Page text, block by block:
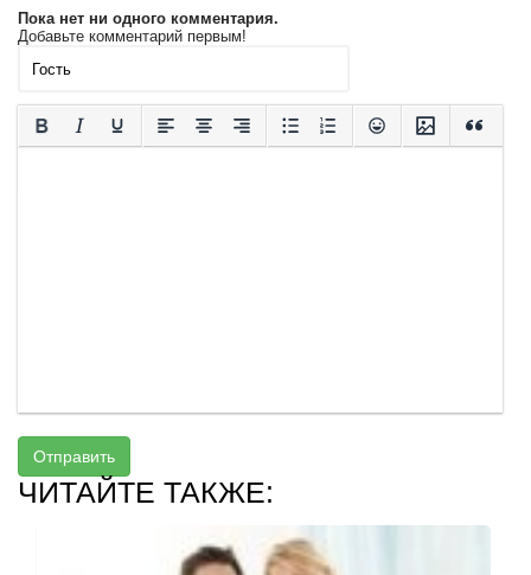
Пока нет ни одного комментария.
Добавьте комментарий первым!
Отправить
ЧИТАЙТЕ ТАКЖЕ: